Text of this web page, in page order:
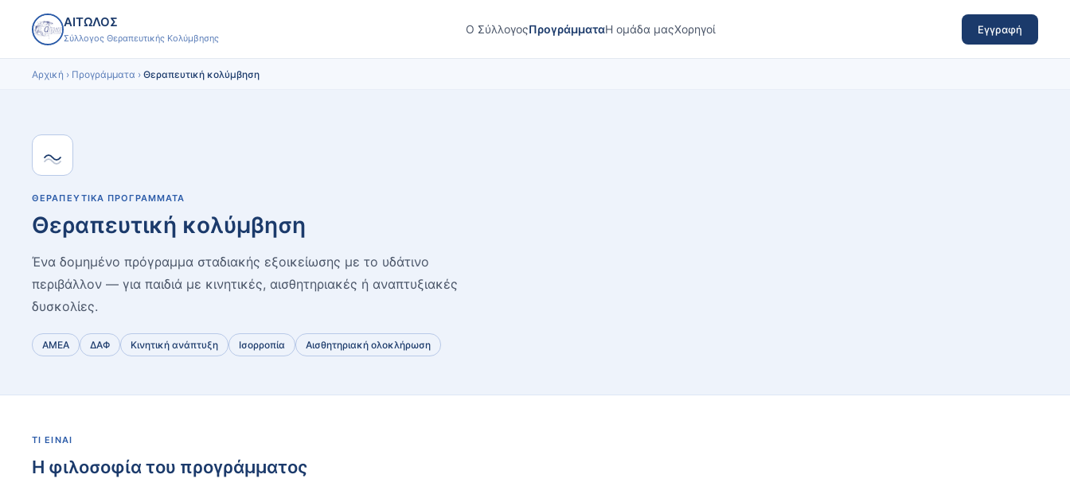
ΑΙΤΩΛΟΣ
Σύλλογος Θεραπευτικής Κολύμβησης
Ο ΣύλλογοςΠρογράμματαΗ ομάδα μαςΧορηγοί Εγγραφή
Αρχική › Προγράμματα › Θεραπευτική κολύμβηση
ΘΕΡΑΠΕΥΤΙΚΆ ΠΡΟΓΡΆΜΜΑΤΑ
Θεραπευτική κολύμβηση
Ένα δομημένο πρόγραμμα σταδιακής εξοικείωσης με το υδάτινο
περιβάλλον — για παιδιά με κινητικές, αισθητηριακές ή αναπτυξιακές
δυσκολίες.
ΑΜΕΑ ΔΑΦ Κινητική ανάπτυξη Ισορροπία Αισθητηριακή ολοκλήρωση
ΤΙ ΕΊΝΑΙ
Η φιλοσοφία του προγράμματος